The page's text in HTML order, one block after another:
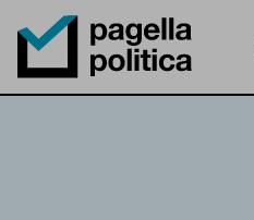
Pagella Politica Logo